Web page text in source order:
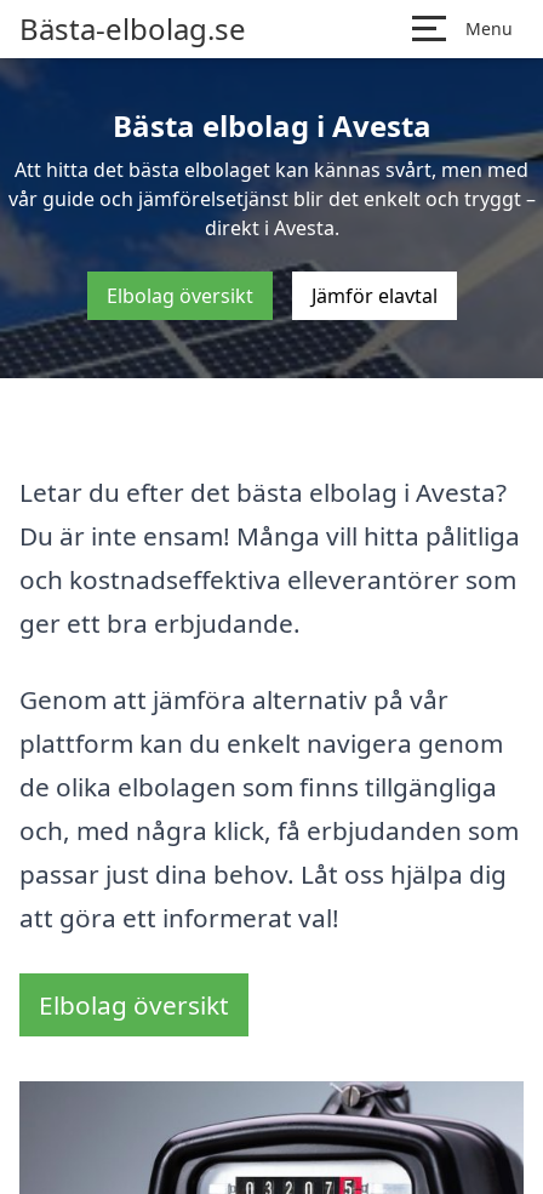
Bästa-elbolag.se Menu
Bästa elbolag i Avesta
Att hitta det bästa elbolaget kan kännas svårt, men med
vår guide och jämförelsetjänst blir det enkelt och tryggt –
direkt i Avesta.
Elbolag översikt Jämför elavtal
Letar du efter det bästa elbolag i Avesta?
Du är inte ensam! Många vill hitta pålitliga
och kostnadseffektiva elleverantörer som
ger ett bra erbjudande.
Genom att jämföra alternativ på vår
plattform kan du enkelt navigera genom
de olika elbolagen som finns tillgängliga
och, med några klick, få erbjudanden som
passar just dina behov. Låt oss hjälpa dig
att göra ett informerat val!
Elbolag översikt